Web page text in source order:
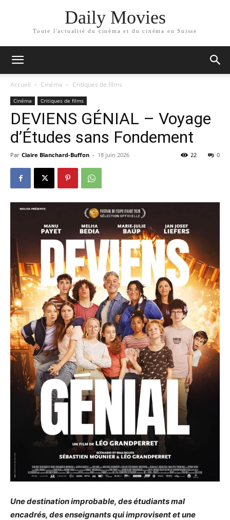
Daily Movies
Toute l'actualité du cinéma et du cinéma en Suisse
Accueil Cinéma Critiques de films
Cinéma Critiques de films
DEVIENS GÉNIAL – Voyage
d’Études sans Fondement
Par Claire Blanchard-Buffon - 18 juin 2026 0
22
Une destination improbable, des étudiants mal
encadrés, des enseignants qui improvisent et une